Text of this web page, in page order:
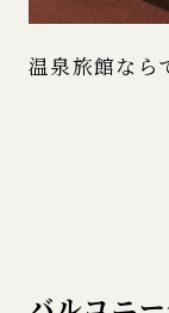
温泉旅館なら